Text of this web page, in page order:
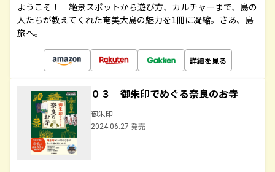
ようこそ！ 絶景スポットから遊び方、カルチャーまで、島の
人たちが教えてくれた奄美大島の魅力を1冊に凝縮。さあ、島
旅へ。
詳細を見る
０３ 御朱印でめぐる奈良のお寺
御朱印
2024.06.27 発売